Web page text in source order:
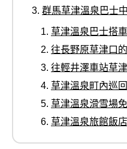
群馬草津溫泉巴士
草津溫泉巴士搭
往長野原草津口
往輕井澤車站草
草津溫泉町內巡
草津溫泉滑雪場
草津溫泉旅館飯